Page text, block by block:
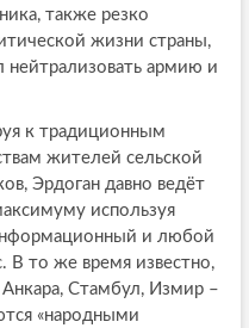
также резко
жизни страны,
армию и
к традиционным
жителей сельской
Эрдоган давно ведёт
используя
и любой
В то же время известно,
Стамбул, Измир –
«народными